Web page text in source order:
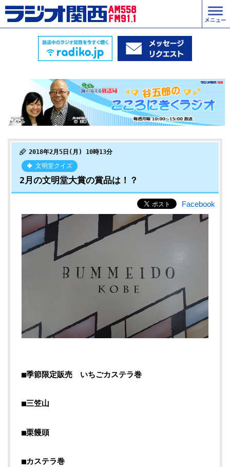
2018年2月5日(月) 10時13分
文明堂クイズ
2月の文明堂大賞の賞品は！？
Facebook
■季節限定販売 いちごカステラ巻
■三笠山
■栗饅頭
■カステラ巻